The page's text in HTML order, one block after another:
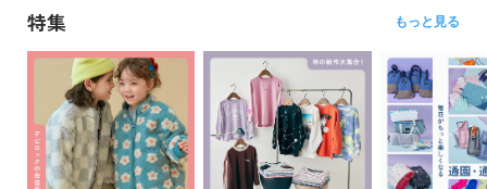
特集 もっと見る